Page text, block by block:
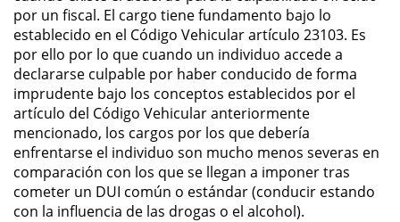
Delitos Contra la Propiedad
Dañar Líneas Telefónicas,
Eléctricas o de Servicios
Públicos
Incendio Provocado
Invasión Agravada de Propiedad
Ajena
por un fiscal. El cargo tiene fundamento bajo lo
establecido en el Código Vehicular artículo 23103. Es
por ello por lo que cuando un individuo accede a
declararse culpable por haber conducido de forma
imprudente bajo los conceptos establecidos por el
artículo del Código Vehicular anteriormente
mencionado, los cargos por los que debería
enfrentarse el individuo son mucho menos severas en
comparación con los que se llegan a imponer tras
cometer un DUI común o estándar (conducir estando
con la influencia de las drogas o el alcohol).